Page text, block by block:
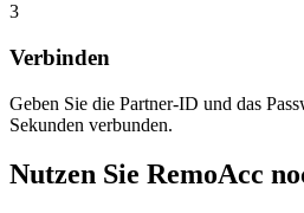
3
Verbinden
Geben Sie die Partner-ID und das
Sekunden verbunden.
Nutzen Sie RemoAcc